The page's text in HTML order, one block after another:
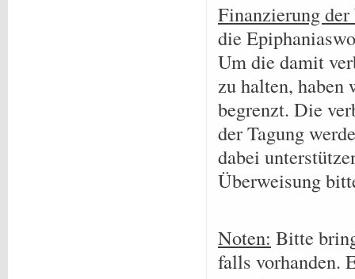
Finanzierung der
die
Um die damit
zu halten, haben
begrenzt. Die
der Tagung
dabei
Überweisung
Noten: Bitte
falls vorhanden.